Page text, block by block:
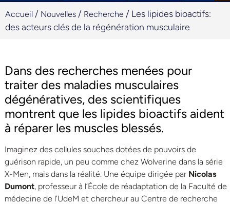
Accueil / Nouvelles / Recherche / Les lipides bioactifs:
des acteurs clés de la régénération musculaire
Dans des recherches menées pour
traiter des maladies musculaires
dégénératives, des scientifiques
montrent que les lipides bioactifs aident
à réparer les muscles blessés.
Imaginez des cellules souches dotées de pouvoirs de
guérison rapide, un peu comme chez Wolverine dans la série
X-Men, mais dans la réalité. Une équipe dirigée par Nicolas
Dumont, professeur à l’École de réadaptation de la Faculté de
médecine de l’UdeM et chercheur au Centre de recherche